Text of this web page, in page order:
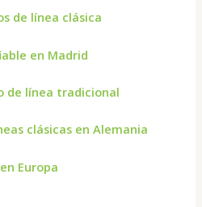
de línea clásica
en Madrid
de línea tradicional
clásicas en Alemania
Europa